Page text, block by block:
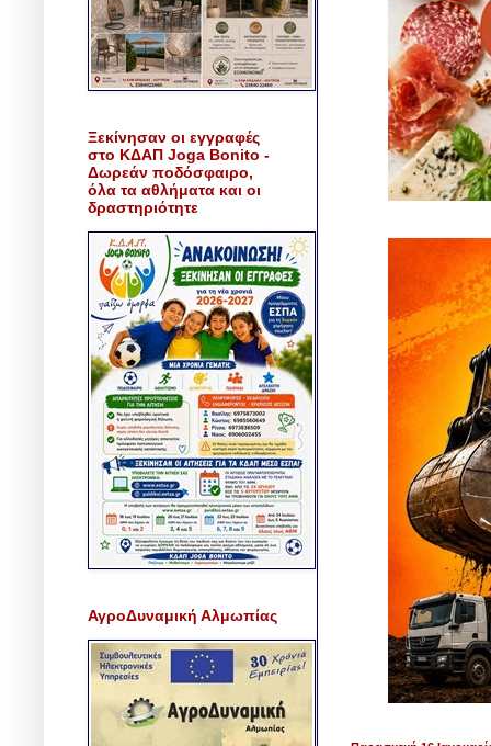
Ξεκίνησαν οι εγγραφές
στο ΚΔΑΠ Joga Bonito -
Δωρεάν ποδόσφαιρο,
όλα τα αθλήματα και οι
δραστηριότητε
ΑγροΔυναμική Αλμωπίας